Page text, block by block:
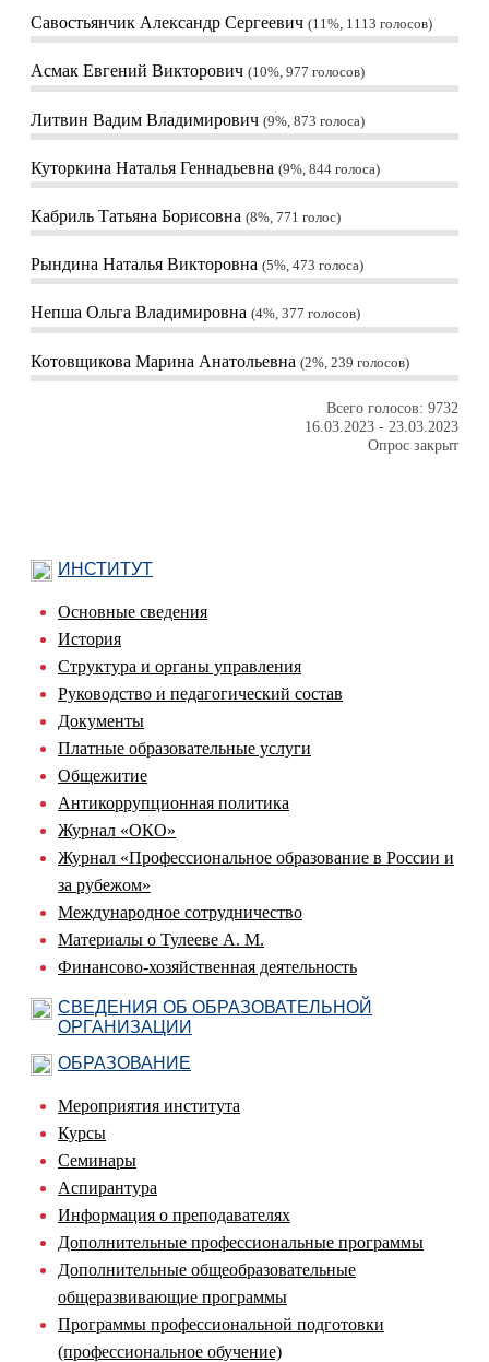
Савостьянчик Александр Сергеевич 11%, 1113 голосов
Асмак Евгений Викторович 10%, 977 голосов
Литвин Вадим Владимирович 9%, 873 голоса
Куторкина Наталья Геннадьевна 9%, 844 голоса
Кабриль Татьяна Борисовна 8%, 771 голос
Рындина Наталья Викторовна 5%, 473 голоса
Непша Ольга Владимировна 4%, 377 голосов
Котовщикова Марина Анатольевна 2%, 239 голосов
Всего голосов: 9732
16.03.2023 - 23.03.2023
Опрос закрыт
ИНСТИТУТ
Основные сведения
История
Структура и органы управления
Руководство и педагогический состав
Документы
Платные образовательные услуги
Общежитие
Антикоррупционная политика
Журнал «ОКО»
Журнал «Профессиональное образование в России и
за рубежом»
Международное сотрудничество
Материалы о Тулееве А. М.
Финансово-хозяйственная деятельность
СВЕДЕНИЯ ОБ ОБРАЗОВАТЕЛЬНОЙ
ОРГАНИЗАЦИИ
ОБРАЗОВАНИЕ
Мероприятия института
Курсы
Семинары
Аспирантура
Информация о преподавателях
Дополнительные профессиональные программы
Дополнительные общеобразовательные
общеразвивающие программы
Программы профессиональной подготовки
(профессиональное обучение)